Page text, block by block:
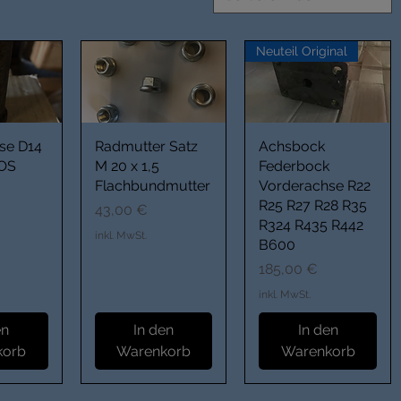
D14
Radmutter Satz
M 20 x 1,5
Flachbundmutter
Preis
43,00 €
inkl. MwSt.
In den
Warenkorb
Neuteil Original
Achsbock
Federbock
Vorderachse R22
R25 R27 R28 R35
R324 R435 R442
B600
Preis
185,00 €
inkl. MwSt.
In den
Warenkorb